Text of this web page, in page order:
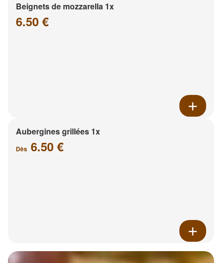
Beignets de mozzarella 1x
6.50 €
Aubergines grillées 1x
Dès 6.50 €